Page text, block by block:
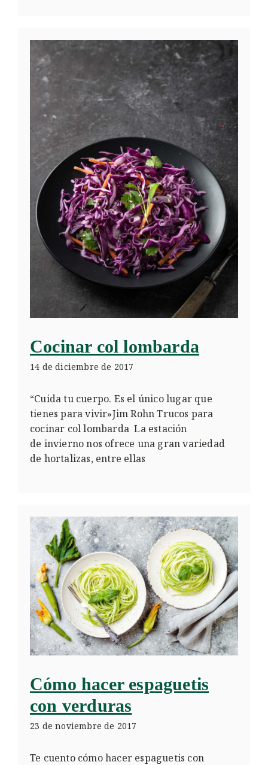
Cocinar col lombarda
14 de diciembre de 2017
“Cuida tu cuerpo. Es el único lugar que
tienes para vivir»Jim Rohn Trucos para
cocinar col lombarda La estación
de invierno nos ofrece una gran variedad
de hortalizas, entre ellas
Cómo hacer espaguetis
con verduras
23 de noviembre de 2017
Te cuento cómo hacer espaguetis con